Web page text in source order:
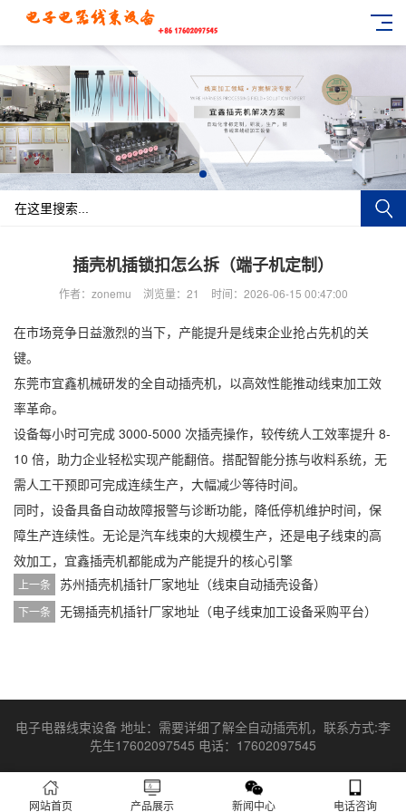
插壳机插锁扣怎么拆（端子机定制）
作者：zonemu 浏览量：21 时间：2026-06-15 00:47:00
在市场竞争日益激烈的当下，产能提升是线束企业抢占先机的关
键。
东莞市宜鑫机械研发的全自动插壳机，以高效性能推动线束加工效
率革命。
设备每小时可完成 3000-5000 次插壳操作，较传统人工效率提升 8-
10 倍，助力企业轻松实现产能翻倍。搭配智能分拣与收料系统，无
需人工干预即可完成连续生产，大幅减少等待时间。
同时，设备具备自动故障报警与诊断功能，降低停机维护时间，保
障生产连续性。无论是汽车线束的大规模生产，还是电子线束的高
效加工，宜鑫插壳机都能成为产能提升的核心引擎
上一条 苏州插壳机插针厂家地址（线束自动插壳设备）
下一条 无锡插壳机插针厂家地址（电子线束加工设备采购平台）
电子电器线束设备 地址：需要详细了解全自动插壳机，联系方式:李
先生17602097545 电话：17602097545
网站首页 产品展示 新闻中心 电话咨询